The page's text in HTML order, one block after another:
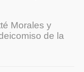
Morales y
de la